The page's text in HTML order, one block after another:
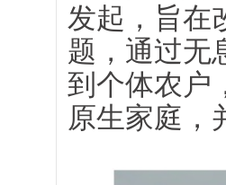
发起，旨在
题，通过无
到个体农户
原生家庭，